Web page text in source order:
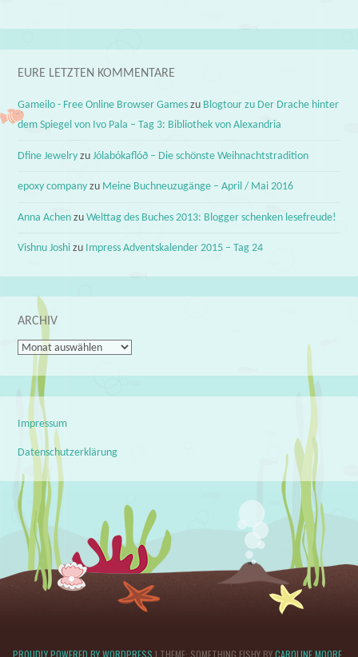
EURE LETZTEN KOMMENTARE
Gameilo - Free Online Browser Games zu Blogtour zu Der Drache hinter
dem Spiegel von Ivo Pala – Tag 3: Bibliothek von Alexandria
Dfine Jewelry zuJólabókaflóð – Die schönste Weihnachtstradition
epoxy company zu Meine Buchneuzugänge – April / Mai 2016
Anna Achen zuWelttag des Buches 2013: Blogger schenken lesefreude!
Vishnu Joshi zu Impress Adventskalender 2015 – Tag 24
ARCHIV
Archiv
Impressum
Datenschutzerklärung